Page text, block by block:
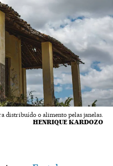
distribuído o alimento pelas janelas.
HENRIQUE KARDOZO